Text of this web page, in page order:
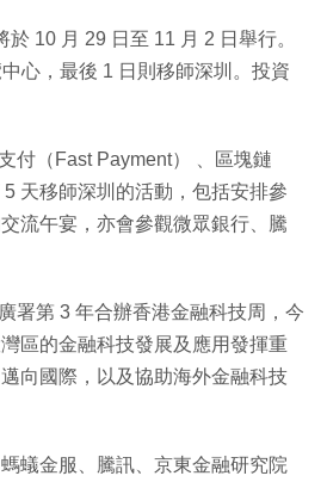
10 月 29 日至 11 月 2 日舉行。
心，最後 1 日則移師深圳。投資
付（Fast Payment） 、區塊鏈
天移師深圳的活動，包括安排參
流午宴，亦會參觀微眾銀行、騰
署第 3 年合辦香港金融科技周，今
區的金融科技發展及應用發揮重
向國際，以及協助海外金融科技
蟻金服、騰訊、京東金融研究院